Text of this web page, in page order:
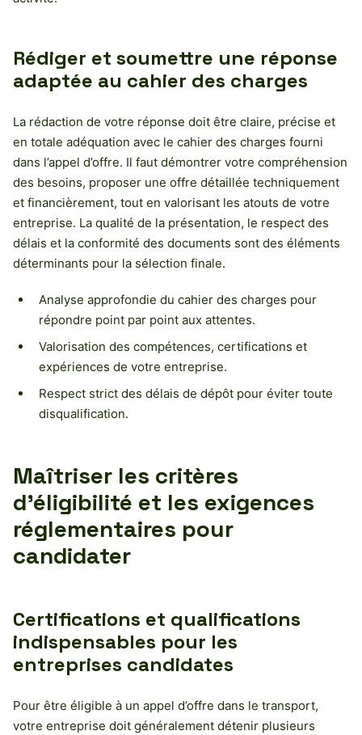
Rédiger et soumettre une réponse
adaptée au cahier des charges
La rédaction de votre réponse doit être claire, précise et
en totale adéquation avec le cahier des charges fourni
dans l’appel d’offre. Il faut démontrer votre compréhension
des besoins, proposer une offre détaillée techniquement
et financièrement, tout en valorisant les atouts de votre
entreprise. La qualité de la présentation, le respect des
délais et la conformité des documents sont des éléments
déterminants pour la sélection finale.
Analyse approfondie du cahier des charges pour
répondre point par point aux attentes.
Valorisation des compétences, certifications et
expériences de votre entreprise.
Respect strict des délais de dépôt pour éviter toute
disqualification.
Maîtriser les critères
d’éligibilité et les exigences
réglementaires pour
candidater
Certifications et qualifications
indispensables pour les
entreprises candidates
Pour être éligible à un appel d’offre dans le transport,
votre entreprise doit généralement détenir plusieurs